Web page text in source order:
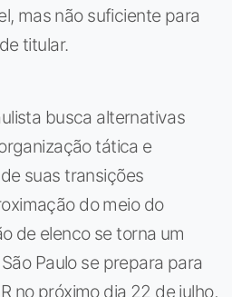
mas não suficiente para
titular.
busca alternativas
tática e
suas transições
do meio do
de elenco se torna um
Paulo se prepara para
no próximo dia 22 de julho,